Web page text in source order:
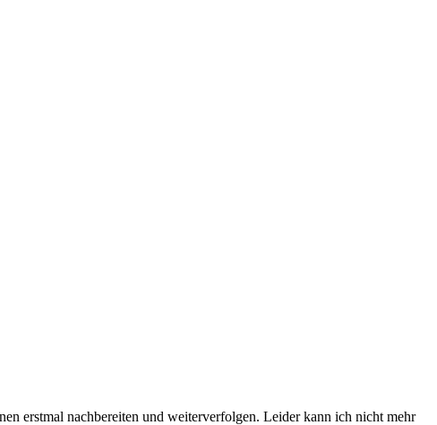
erstmal nachbereiten und weiterverfolgen. Leider kann ich nicht mehr